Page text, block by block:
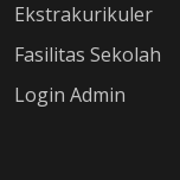
Ekstrakurikuler
Fasilitas Sekolah
Login Admin